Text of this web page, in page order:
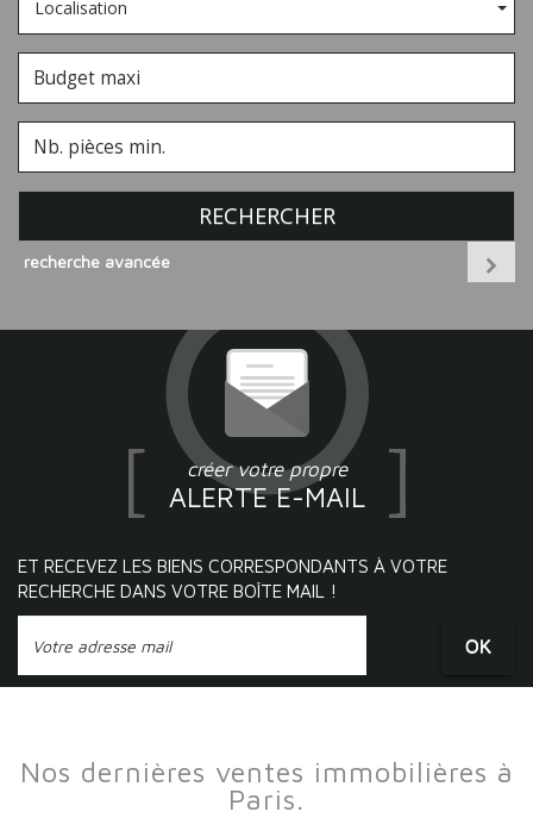
Localisation
RECHERCHER
recherche avancée
créer votre propre
ALERTE E-MAIL
ET RECEVEZ LES BIENS CORRESPONDANTS À VOTRE
RECHERCHE DANS VOTRE BOÎTE MAIL !
OK
Nos dernières ventes immobilières à
Paris.